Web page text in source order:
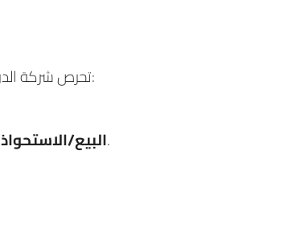
تحرص شركة الدرعية على العمل مع المطورين العقاريين والمكاتب العائلية وشركاء رأس المال والمؤسسات المالية الأخرى بالنماذج الاستثمارية التالية:
البيع/الاستحواذعلى قطع الأراضي لتطوير مشاريع جديدة للأصول متعددة الاستخدامات والسكنية والضيافة والمكاتب والتعليم والرعاية الصحية.